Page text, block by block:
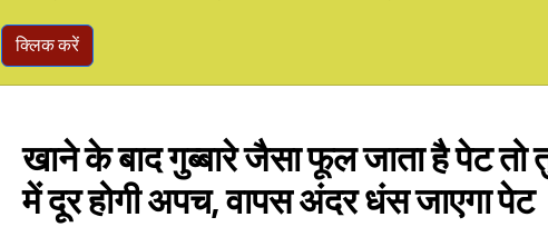
क्लिक करें
खाने के बाद गुब्बारे जैसा फूल जाता है पेट
में दूर होगी अपच, वापस अंदर धंस जाएगा पेट